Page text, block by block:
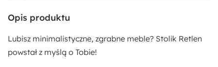
Kolor blatu:
Czarny
Kolor nóżek:
Opis produktu
Lubisz minimalistyczne, zgrabne meble? Stolik Retlen
powstał z myślą o Tobie!